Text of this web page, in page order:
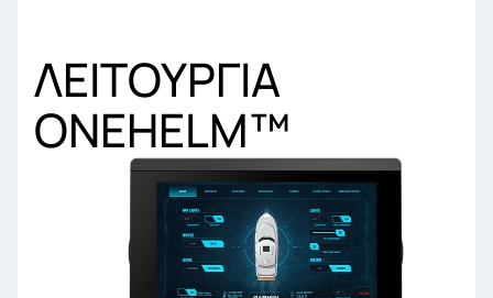
ΛΕΙΤΟΥΡΓΙΑ
ONEHELM™